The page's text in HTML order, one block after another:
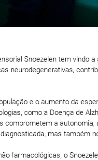
Snoezelen tem vindo
neurodegenerativas,
e o aumento da
como a Doença de
comprometem a
mas também
farmacológicas, o